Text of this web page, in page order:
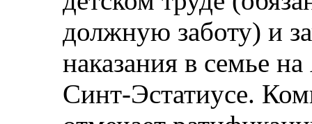
должную заботу) и
наказания в семье
Синт-Эстатиусе.